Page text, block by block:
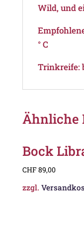
Wild, und
° C
Trinkreife:
Ähnliche
Bock
CHF 89,00
zzgl.